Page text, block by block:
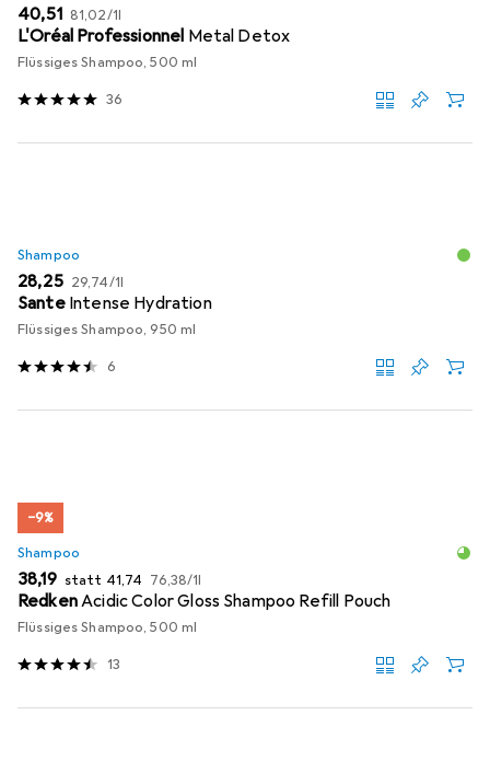
EUR
40,51 EUR
81,02/1l
L'Oréal Professionnel Metal Detox
Flüssiges Shampoo, 500 ml
36
Shampoo
EUR
28,25 EUR
29,74/1l
Sante Intense Hydration
Flüssiges Shampoo, 950 ml
6
−9%
Shampoo
EUR
38,19 statt EUR
41,74 EUR
76,38/1l
RedkenAcidic Color Gloss Shampoo Refill Pouch
Flüssiges Shampoo, 500 ml
13